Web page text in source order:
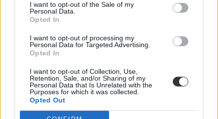
I want to opt-out of the Sale of my
Personal Data.
Opted In
I want to opt-out of processing my
Personal Data for Targeted Advertising.
Opted In
I want to opt-out of Collection, Use,
Retention, Sale, and/or Sharing of my
Personal Data that Is Unrelated with the
Purposes for which it was collected.
Opted Out